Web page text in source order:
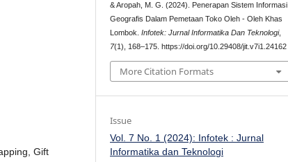
Gift
& Aropah, M. G. (2024). Penerapan Sistem Informasi
Geografis Dalam Pemetaan Toko Oleh - Oleh Khas
Lombok.Infotek: Jurnal Informatika Dan Teknologi,
7(1), 168–175. https://doi.org/10.29408/jit.v7i1.24162
More Citation Formats
Issue
Vol. 7 No. 1 (2024): Infotek : Jurnal
Informatika dan Teknologi